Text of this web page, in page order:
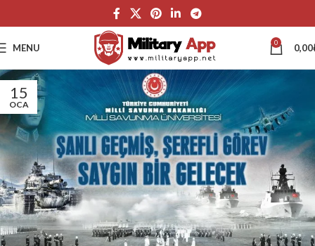
MENU 0 0,00
15
OCA